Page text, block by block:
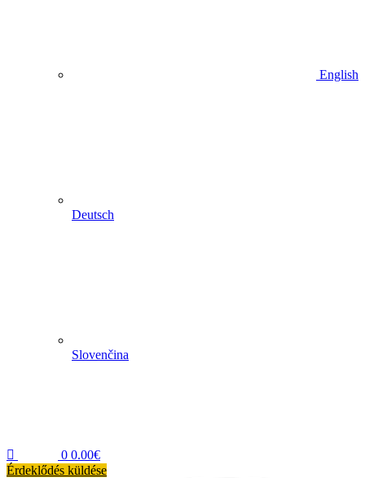
English
Deutsch
Slovenčina
0 0.00€
Érdeklődés küldése